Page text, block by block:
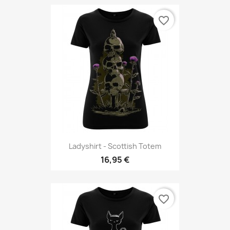
Ladyshirt - Scottish Totem
16,95 €
favorite_border
favorite_border